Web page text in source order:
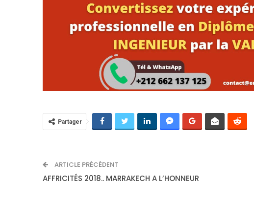
Partager
ARTICLE PRÉCÉDENT
AFFRICITÉS 2018.. MARRAKECH A L’HONNEUR